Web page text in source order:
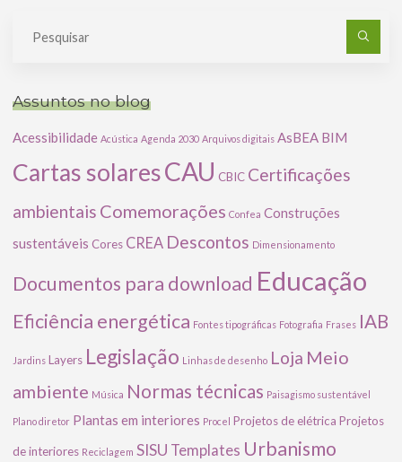
Assuntos no blog
Acessibilidade Acústica Agenda 2030 Arquivos digitais AsBEA BIM
Cartas solaresCAU CBIC Certificações
ambientais Comemorações Confea Construções
sustentáveis Cores CREA Descontos Dimensionamento
Documentos para download Educação
Eficiência energética Fontes tipográficas Fotografia Frases IAB
Jardins Layers Legislação Linhas de desenho Loja Meio
ambiente Música Normas técnicas Paisagismo sustentável
Plano diretor Plantas em interiores Procel Projetos de elétrica Projetos
de interiores Reciclagem SISU Templates Urbanismo